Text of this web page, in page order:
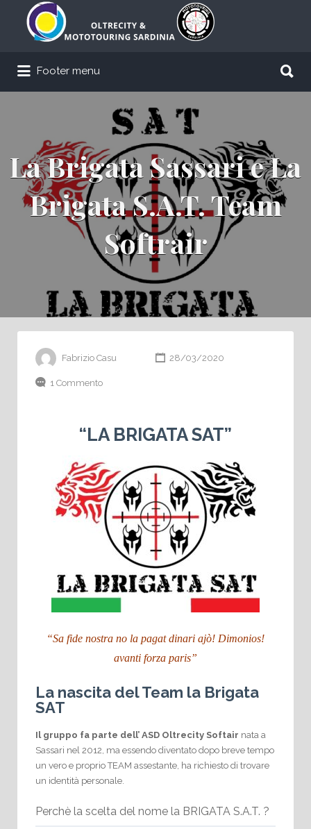
Cerca:
Footer menu
La Brigata Sassari e La
Brigata S.A.T. Team
Softrair
Fabrizio Casu 28/03/2020
1 Commento
“LA BRIGATA SAT”
“Sa fide nostra no la pagat dinari ajò! Dimonios!
avanti forza paris”
La nascita del Team la Brigata
SAT
Il gruppo fa parte dell’ ASD Oltrecity Softair nata a
Sassari nel 2012, ma essendo diventato dopo breve tempo
un vero e proprio TEAM assestante, ha richiesto di trovare
un identità personale.
Perchè la scelta del nome la BRIGATA S.A.T. ?